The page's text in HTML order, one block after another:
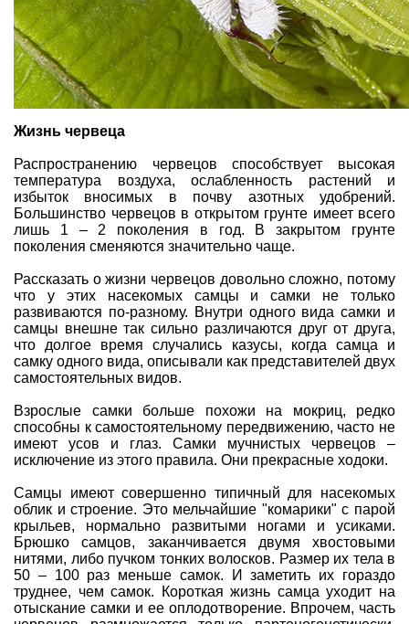
Жизнь червеца
Распространению червецов способствует высокая
температура воздуха, ослабленность растений и
избыток вносимых в почву азотных удобрений.
Большинство червецов в открытом грунте имеет всего
лишь 1 – 2 поколения в год. В закрытом грунте
поколения сменяются значительно чаще.
Рассказать о жизни червецов довольно сложно, потому
что у этих насекомых самцы и самки не только
развиваются по-разному. Внутри одного вида самки и
самцы внешне так сильно различаются друг от друга,
что долгое время случались казусы, когда самца и
самку одного вида, описывали как представителей двух
самостоятельных видов.
Взрослые самки больше похожи на мокриц, редко
способны к самостоятельному передвижению, часто не
имеют усов и глаз. Самки мучнистых червецов –
исключение из этого правила. Они прекрасные ходоки.
Самцы имеют совершенно типичный для насекомых
облик и строение. Это мельчайшие "комарики" с парой
крыльев, нормально развитыми ногами и усиками.
Брюшко самцов, заканчивается двумя хвостовыми
нитями, либо пучком тонких волосков. Размер их тела в
50 – 100 раз меньше самок. И заметить их гораздо
труднее, чем самок. Короткая жизнь самца уходит на
отыскание самки и ее оплодотворение. Впрочем, часть